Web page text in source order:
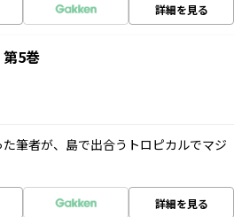
詳細を見る
5巻
筆者が、島で出合うトロピカルでマジ
詳細を見る